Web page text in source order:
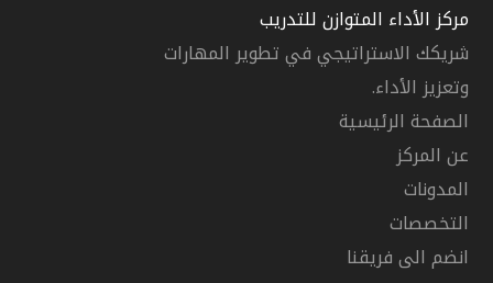
مركز الأداء المتوازن للتدريب
شريكك الاستراتيجي في تطوير المهارات
وتعزيز الأداء.
الصفحة الرئيسية
عن المركز
المدونات
التخصصات
انضم الى فريقنا